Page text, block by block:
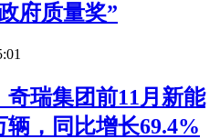
府质量奖”
奇瑞集团前11月新能
辆，同比增长69.4%